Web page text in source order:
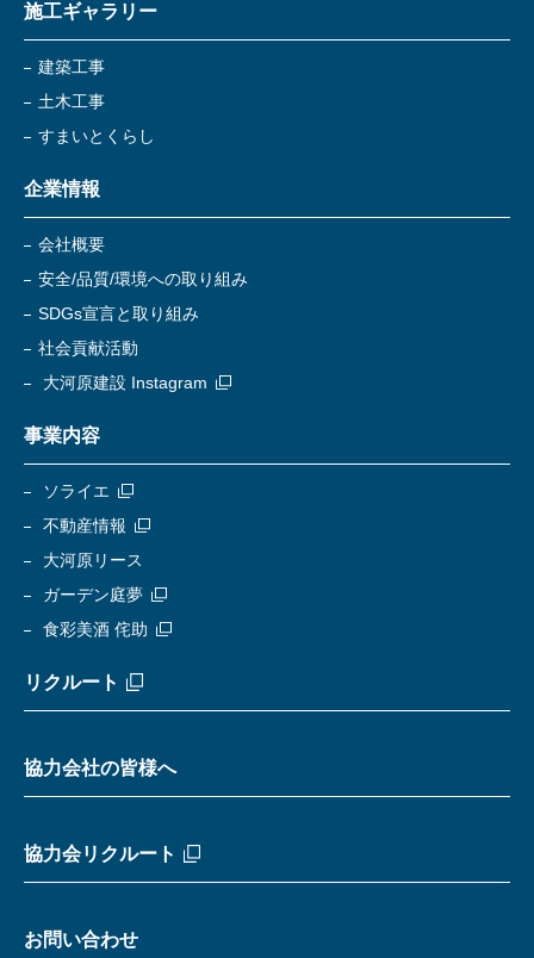
施工ギャラリー
建築工事
土木工事
すまいとくらし
企業情報
会社概要
安全/品質/環境への取り組み
SDGs宣言と取り組み
社会貢献活動
大河原建設 Instagram
事業内容
ソライエ
不動産情報
大河原リース
ガーデン庭夢
食彩美酒 侘助
リクルート
協力会社の皆様へ
協力会リクルート
お問い合わせ